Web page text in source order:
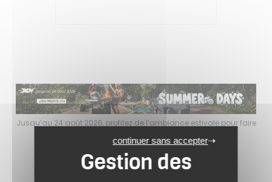
Jusqu’au 24 août 2026, profitez de l’ambiance estivale pour faire
continuer sans accepter